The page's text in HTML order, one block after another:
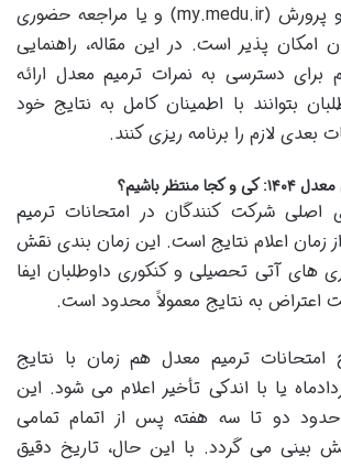
الکترونیک آموزش و پرورش (my.medu.ir) و یا مراجعه حضوری
امکان پذیر است. در این مقاله، راهنمایی
برای دسترسی به نمرات ترمیم معدل ارائه
بتوانند با اطمینان کامل به نتایج خود
بعدی لازم را برنامه ریزی کنند.
باشیم؟
اصلی شرکت کنندگان در امتحانات ترمیم
زمان اعلام نتایج است. این زمان بندی نقش
های آتی تحصیلی و کنکوری داوطلبان ایفا
اعتراض به نتایج معمولاً محدود است.
امتحانات ترمیم معدل هم زمان با نتایج
یا با اندکی تأخیر اعلام می شود. این
حدود دو تا سه هفته پس از اتمام تمامی
بینی می گردد. با این حال، تاریخ دقیق